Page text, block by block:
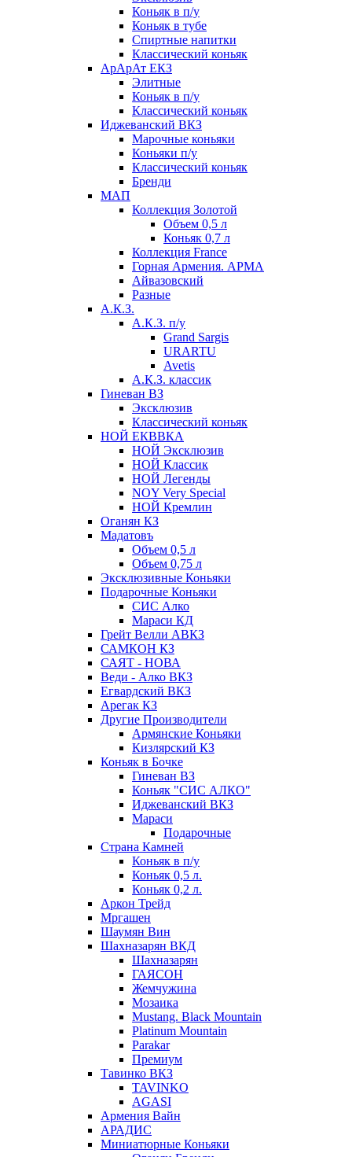
Коньяк в п/у
Коньяк в тубе
Спиртные напитки
Классический коньяк
АрАрАт ЕКЗ
Элитные
Коньяк в п/у
Классический коньяк
Иджеванский ВКЗ
Марочные коньяки
Коньяки п/у
Классический коньяк
Бренди
МАП
Коллекция Золотой
Объем 0,5 л
Коньяк 0,7 л
Коллекция France
Горная Армения. АРМА
Айвазовский
Разные
А.К.З.
А.К.З. п/у
Grand Sargis
URARTU
Avetis
А.К.З. классик
Гиневан ВЗ
Эксклюзив
Классический коньяк
НОЙ ЕКВВКА
НОЙ Эксклюзив
НОЙ Классик
НОЙ Легенды
NOY Very Speсial
НОЙ Кремлин
Оганян КЗ
Мадатовъ
Объем 0,5 л
Объем 0,75 л
Эксклюзивные Коньяки
Подарочные Коньяки
СИС Алко
Мараси КД
Грейт Велли АВКЗ
САМКОН КЗ
САЯТ - НОВА
Веди - Алко ВКЗ
Егвардский ВКЗ
Арегак КЗ
Другие Производители
Армянские Коньяки
Кизлярский КЗ
Коньяк в Бочке
Гиневан ВЗ
Коньяк "СИС АЛКО"
Иджеванский ВКЗ
Мараси
Подарочные
Страна Камней
Коньяк в п/у
Коньяк 0,5 л.
Коньяк 0,2 л.
Аркон Трейд
Мргашен
Шаумян Вин
Шахназарян ВКД
Шахназарян
ГАЯСОН
Жемчужина
Мозаика
Mustang. Black Mountain
Platinum Mountain
Parakar
Премиум
Тавинко ВКЗ
TAVINKO
AGASI
Армения Вайн
АРАДИС
Миниатюрные Коньяки